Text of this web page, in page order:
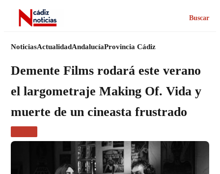
Buscar
NoticiasActualidadAndalucíaProvincia Cádiz
Demente Films rodará este verano
el largometraje Making Of. Vida y
muerte de un cineasta frustrado